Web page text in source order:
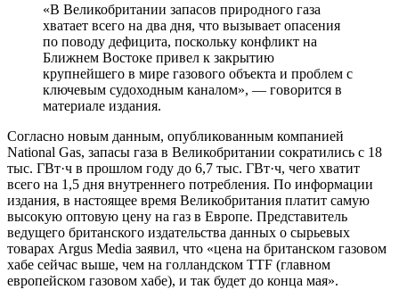
«В Великобритании запасов природного газа
хватает всего на два дня, что вызывает опасения
по поводу дефицита, поскольку конфликт на
Ближнем Востоке привел к закрытию
крупнейшего в мире газового объекта и проблем с
ключевым судоходным каналом», — говорится в
материале издания.
Согласно новым данным, опубликованным компанией
National Gas, запасы газа в Великобритании сократились с 18
тыс. ГВт·ч в прошлом году до 6,7 тыс. ГВт·ч, чего хватит
всего на 1,5 дня внутреннего потребления. По информации
издания, в настоящее время Великобритания платит самую
высокую оптовую цену на газ в Европе. Представитель
ведущего британского издательства данных о сырьевых
товарах Argus Media заявил, что «цена на британском газовом
хабе сейчас выше, чем на голландском TTF (главном
европейском газовом хабе), и так будет до конца мая».